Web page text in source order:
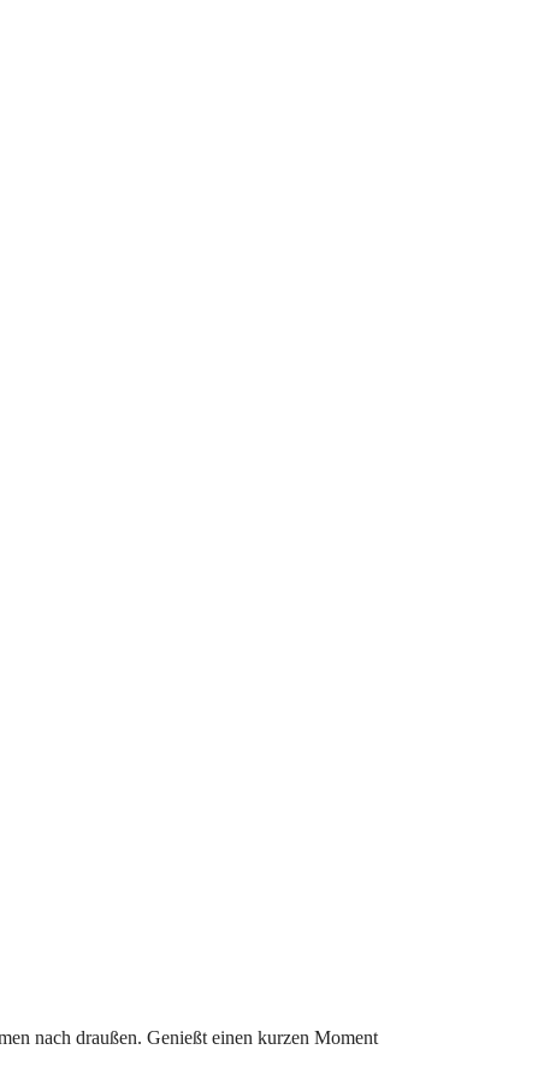
nach draußen. Genießt einen kurzen Moment